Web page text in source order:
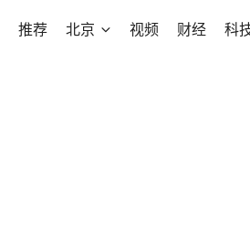
推荐 北京 视频 财经 科